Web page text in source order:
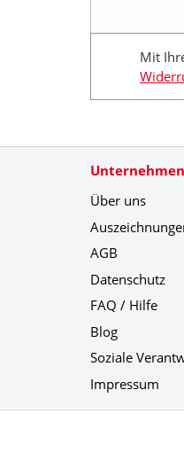
Mit
Unternehmen
Über uns
AGB
Datenschutz
FAQ / Hilfe
Blog
Soziale
Impressum